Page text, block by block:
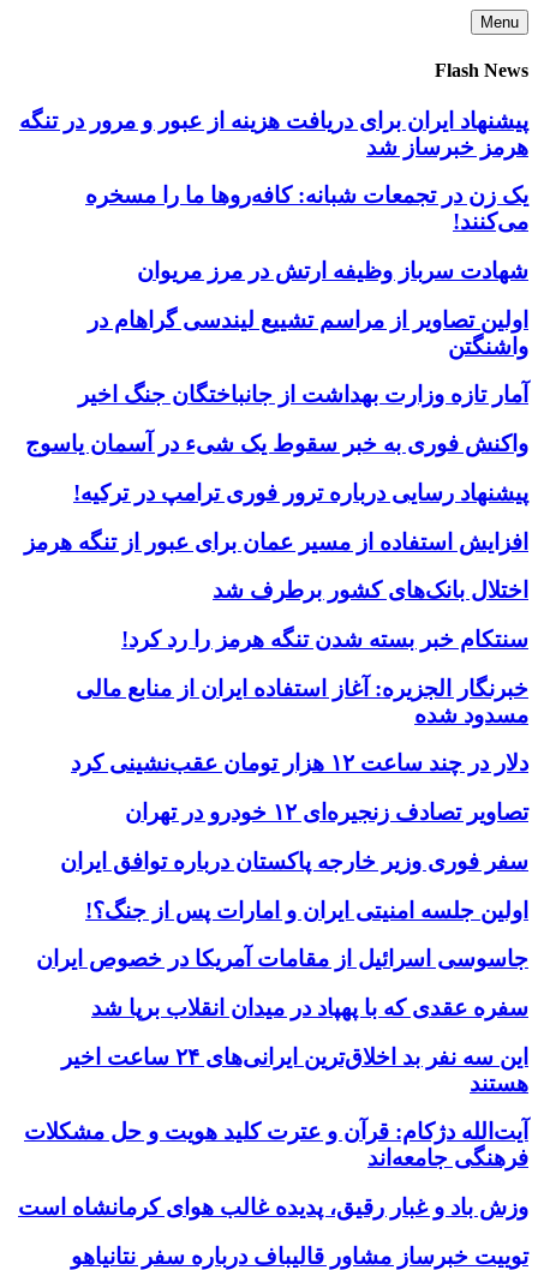
Skip
to
content
Menu
Flash News
پیشنهاد ایران برای دریافت هزینه از عبور و مرور در تنگه
هرمز خبرساز شد
یک زن در تجمعات شبانه: کافه‌روها ما را مسخره
می‌کنند!
شهادت سرباز وظیفه ارتش در مرز مریوان
اولین تصاویر از مراسم تشییع لیندسی گراهام در
واشنگتن
آمار تازه وزارت بهداشت از جانباختگان جنگ اخیر
واکنش فوری به خبر سقوط یک شیء در آسمان یاسوج
پیشنهاد رسایی درباره ترور فوری ترامپ در ترکیه!
افزایش استفاده از مسیر عمان برای عبور از تنگه هرمز
اختلال بانک‌های کشور برطرف شد
سنتکام خبر بسته شدن تنگه هرمز را رد کرد!
خبرنگار الجزیره: آغاز استفاده ایران از منابع مالی
مسدود شده
دلار در چند ساعت ۱۲ هزار تومان عقب‌نشینی کرد
تصاویر تصادف زنجیره‌ای ۱۲ خودرو در تهران
سفر فوری وزیر خارجه پاکستان درباره توافق ایران
اولین جلسه امنیتی ایران و امارات پس از جنگ؟!
جاسوسی اسرائیل از مقامات آمریکا در خصوص ایران
سفره عقدی که با پهپاد در میدان انقلاب برپا شد
این سه نفر بد اخلاق‌ترین ایرانی‌های ۲۴ ساعت اخیر
هستند
آیت‌الله دژکام: قرآن و عترت کلید هویت و حل مشکلات
فرهنگی جامعه‌اند
وزش باد و غبار رقیق، پدیده غالب هوای کرمانشاه است
توییت خبرساز مشاور قالیباف درباره سفر نتانیاهو